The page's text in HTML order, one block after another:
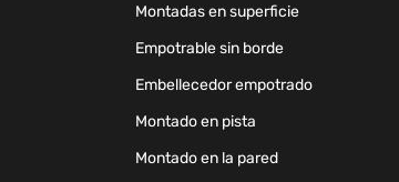
Montadas en superficie
Empotrable sin borde
Embellecedor empotrado
Montado en pista
Montado en la pared